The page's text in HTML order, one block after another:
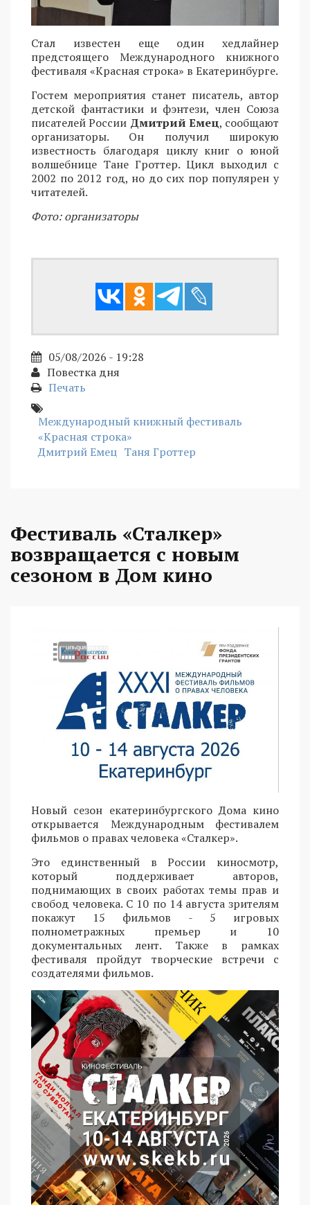
Стал известен еще один хедлайнер
предстоящего Международного книжного
фестиваля «Красная строка» в Екатеринбурге.
Гостем мероприятия станет писатель, автор
детской фантастики и фэнтези, член Союза
писателей России Дмитрий Емец, сообщают
организаторы. Он получил широкую
известность благодаря циклу книг о юной
волшебнице Тане Гроттер. Цикл выходил с
2002 по 2012 год, но до сих пор популярен у
читателей.
Фото: организаторы
05/08/2026 - 19:28
Повестка дня
Печать
Международный книжный фестиваль
«Красная строка»
Дмитрий Емец Таня Гроттер
Фестиваль «Сталкер»
возвращается с новым
сезоном в Дом кино
Новый сезон екатеринбургского Дома кино
открывается Международным фестивалем
фильмов о правах человека «Сталкер».
Это единственный в России киносмотр,
который поддерживает авторов,
поднимающих в своих работах темы прав и
свобод человека. С 10 по 14 августа зрителям
покажут 15 фильмов - 5 игровых
полнометражных премьер и 10
документальных лент. Также в рамках
фестиваля пройдут творческие встречи с
создателями фильмов.